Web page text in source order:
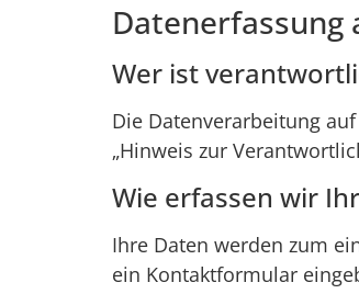
Datenerfassung
Wer ist
Die Datenverarbeitung
„Hinweis zur
Wie erfassen wir
Ihre Daten werden zum
ein Kontaktformular